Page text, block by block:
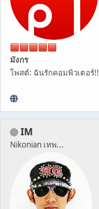
มังกร
โพสต์: ฉันรักคอมพิวเตอร์!!
IM
Nikonian เทพ...